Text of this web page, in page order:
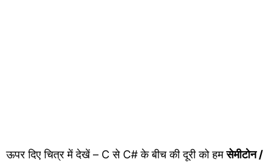
ऊपर दिए चित्र में देखें – C से C# के बीच की दूरी को हमसेमीटोन /